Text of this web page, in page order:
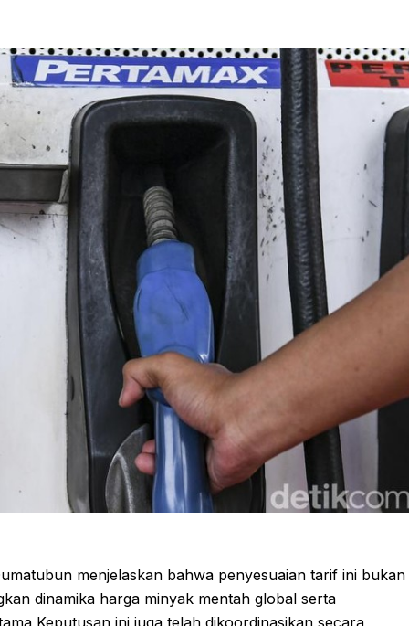
menjelaskan bahwa penyesuaian tarif ini bukan
dinamika harga minyak mentah global serta